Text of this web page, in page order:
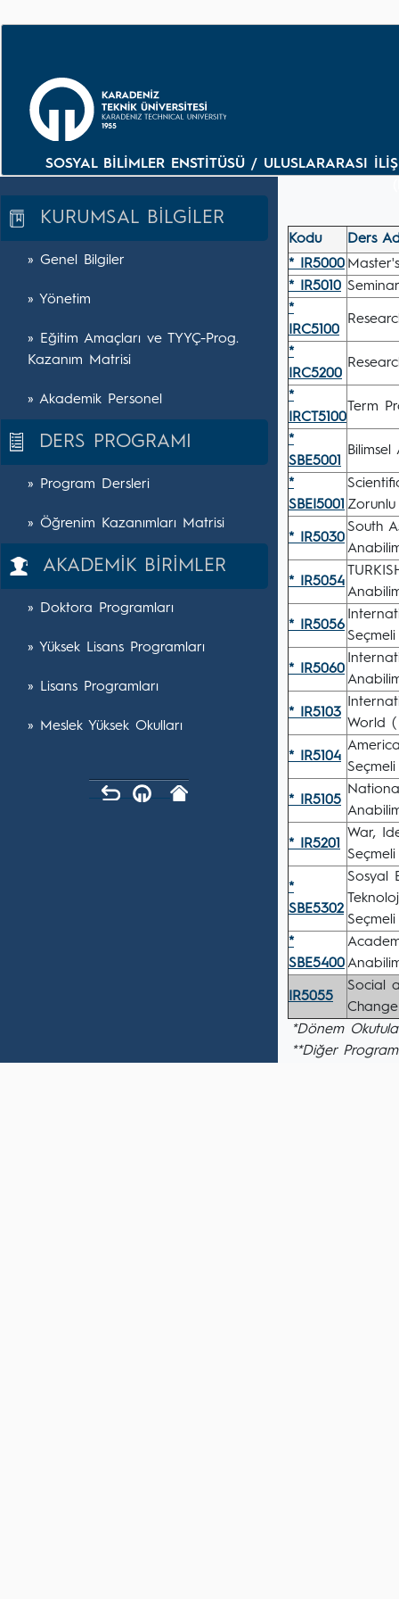
SOSYAL BİLİMLER ENSTİTÜSÜ / ULUSLARARASI
KURUMSAL BİLGİLER
» Genel Bilgiler
» Yönetim
» Eğitim Amaçları ve TYYÇ-Prog.
Kazanım Matrisi
» Akademik Personel
DERS PROGRAMI
» Program Dersleri
» Öğrenim Kazanımları Matrisi
AKADEMİK BİRİMLER
» Doktora Programları
» Yüksek Lisans Programları
» Lisans Programları
» Meslek Yüksek Okulları
Kodu
Ders
* IR5000
* IR5010
*
IRC5100
*
IRC5200
*
IRCT5100
Term
*
SBE5001
*
SBEI5001
* IR5030
South
* IR5054
* IR5056
* IR5060
* IR5103
World (
* IR5104
* IR5105
* IR5201
War,
*
SBE5302
Sosyal
*
SBE5400
IR5055
Social
*Dönem
**Diğer